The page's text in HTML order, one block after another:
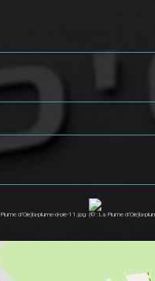
d’Oie)la-plume-d-oie-11.jpg (© :La Plume d’Oie)la-